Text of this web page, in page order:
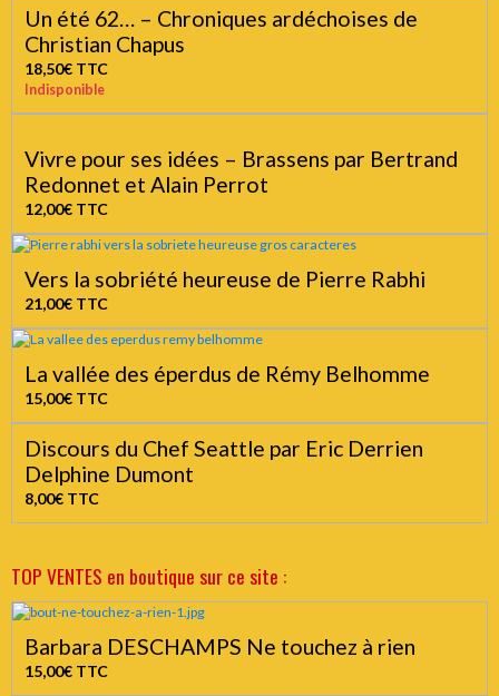
Un été 62… – Chroniques ardéchoises de
Christian Chapus
18,50€TTC
Indisponible
Vivre pour ses idées – Brassens par Bertrand
Redonnet et Alain Perrot
12,00€TTC
Vers la sobriété heureuse de Pierre Rabhi
21,00€TTC
La vallée des éperdus de Rémy Belhomme
15,00€TTC
Discours du Chef Seattle par Eric Derrien
Delphine Dumont
8,00€TTC
TOP VENTES en boutique sur ce site :
Barbara DESCHAMPS Ne touchez à rien